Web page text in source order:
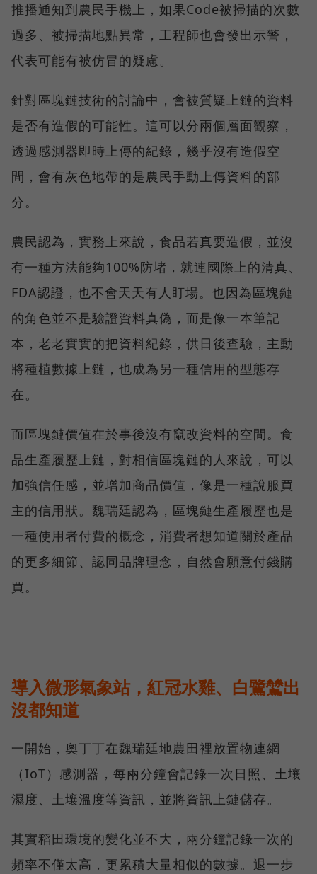
推播通知到農民手機上，如果Code被掃描的次數
過多、被掃描地點異常，工程師也會發出示警，
代表可能有被仿冒的疑慮。
針對區塊鏈技術的討論中，會被質疑上鏈的資料
是否有造假的可能性。這可以分兩個層面觀察，
透過感測器即時上傳的紀錄，幾乎沒有造假空
間，會有灰色地帶的是農民手動上傳資料的部
分。
農民認為，實務上來說，食品若真要造假，並沒
有一種方法能夠100%防堵，就連國際上的清真、
FDA認證，也不會天天有人盯場。也因為區塊鏈
的角色並不是驗證資料真偽，而是像一本筆記
本，老老實實的把資料紀錄，供日後查驗，主動
將種植數據上鏈，也成為另一種信用的型態存
在。
而區塊鏈價值在於事後沒有竄改資料的空間。食
品生產履歷上鏈，對相信區塊鏈的人來說，可以
加強信任感，並增加商品價值，像是一種說服買
主的信用狀。魏瑞廷認為，區塊鏈生產履歷也是
一種使用者付費的概念，消費者想知道關於產品
的更多細節、認同品牌理念，自然會願意付錢購
買。
導入微形氣象站，紅冠水雞、白鷺鷥出
沒都知道
一開始，奧丁丁在魏瑞廷地農田裡放置物連網
（IoT）感測器，每兩分鐘會記錄一次日照、土壤
濕度、土壤溫度等資訊，並將資訊上鏈儲存。
其實稻田環境的變化並不大，兩分鐘記錄一次的
頻率不僅太高，更累積大量相似的數據。退一步